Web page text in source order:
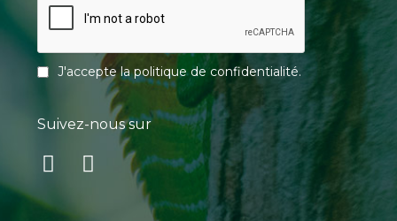
J'accepte lapolitique de confidentialité.
Suivez-nous sur